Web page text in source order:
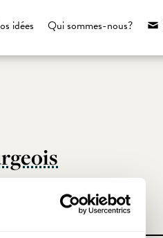
Qui sommes-nous?
idées